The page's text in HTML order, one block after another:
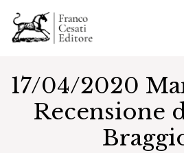
17/04/2020
Recensione